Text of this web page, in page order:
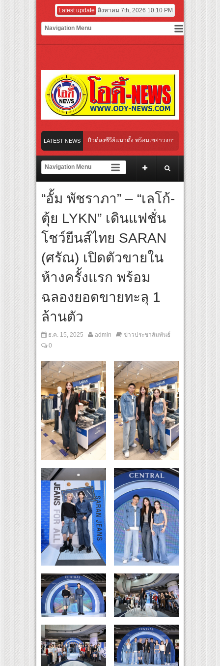
Latest update สิงหาคม 7th, 2026 10:10 PM
LATEST NEWS
รกของไทย เตรียมเดบิวต์ลงซีรีย์แนวตั้ง พร้อมเขย่าวงการบันเทิงยุคดิจิทัล
ซิงเกิลใหม่ “Your Candy” พร้อมเสิร์ฟ MV สดใส ได้ “ต้าเหนิง” และ “ณิชา” ร่วมเติมสี
ญ่า” ปลุกกระแส ผิวโชกุ ผิวโชว์ได้ ตอบโจทย์คนรุ่นใหม่
Original “Under Her Rules ใต้เงาจันทรา” เปิดเคมี “อุ้ม–มีนา” ประกบคู่ครั้งสำคัญ ชว
นไทย “เลิกอาย เลิกเงียบ เลิกชะล่าใจ” เรื่อง HPV ในแคมเปญ “HPV ไม่เป็นไร…ไม่ได้
รกของไทย เตรียมเดบิวต์ลงซีรีย์แนวตั้ง พร้อมเขย่าวงการบันเทิงยุคดิจิทัล
“อั้ม พัชราภา” – “เลโก้-
ตุ้ย LYKN” เดินแฟชั่น
โชว์ยีนส์ไทย SARAN
(ศรัณ) เปิดตัวขายใน
ห้างครั้งแรก พร้อม
ฉลองยอดขายทะลุ 1
ล้านตัว
ธ.ค. 15, 2025 admin
ข่าวประชาสัมพันธ์
0